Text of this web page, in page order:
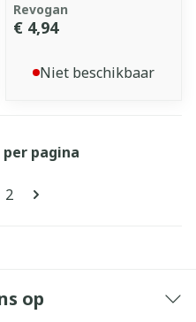
Revogan
€ 4,94
Niet beschikbaar
Pagina'smomenteel pagina
Pagina
2
per pagina
op